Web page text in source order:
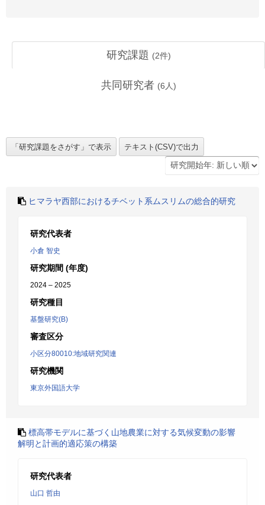
研究課題 (2件)
共同研究者 (6 人)
ヒマラヤ西部におけるチベット系ムスリムの総合的研究
研究代表者
小倉 智史
研究期間 (年度)
2024 – 2025
研究種目
基盤研究(B)
審査区分
小区分80010:地域研究関連
研究機関
東京外国語大学
標高帯モデルに基づく山地農業に対する気候変動の影響
解明と計画的適応策の構築
研究代表者
山口 哲由